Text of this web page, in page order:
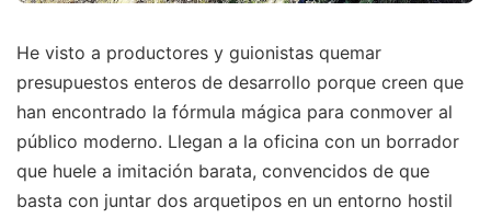
He visto a productores y guionistas quemar
presupuestos enteros de desarrollo porque creen que
han encontrado la fórmula mágica para conmover al
público moderno. Llegan a la oficina con un borrador
que huele a imitación barata, convencidos de que
basta con juntar dos arquetipos en un entorno hostil